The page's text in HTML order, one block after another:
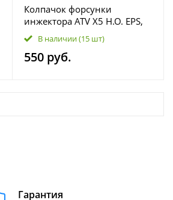
Колпачок форсунки
инжектора ATV X5 H.O. EPS,
400L EPS (X4 EPS), X6 EPS, 600
EPS, 500 HO 0GR0-170010
В наличии(15 шт)
550 руб.
Гарантия